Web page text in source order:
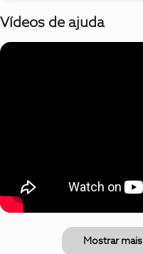
Vídeos de ajuda
Mostrar mais